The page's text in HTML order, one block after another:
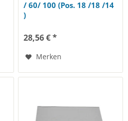
/ 60/ 100 (Pos. 18 /18 /14
)
28,56 € *
Merken